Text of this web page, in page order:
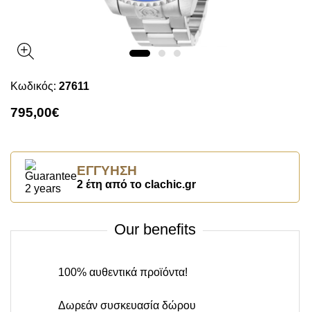
Κωδικός: 27611
795,00€
ΕΓΓΎΗΣΗ
2 έτη από το clachic.gr
Our benefits
100% αυθεντικά προϊόντα!
Δωρεάν συσκευασία δώρου